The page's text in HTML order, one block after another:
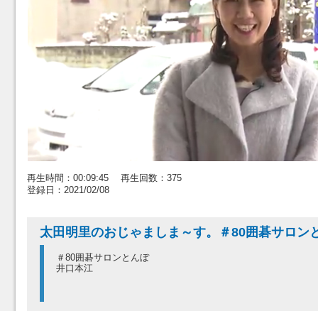
再生時間：00:09:45 再生回数：375
登録日：2021/02/08
太田明里のおじゃましま～す。＃80囲碁サロン
＃80囲碁サロンとんぼ
井口本江